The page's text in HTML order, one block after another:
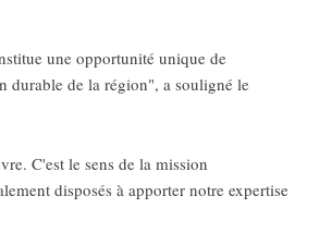
une opportunité unique de
durable de la région", a souligné le
C'est le sens de la mission
disposés à apporter notre expertise